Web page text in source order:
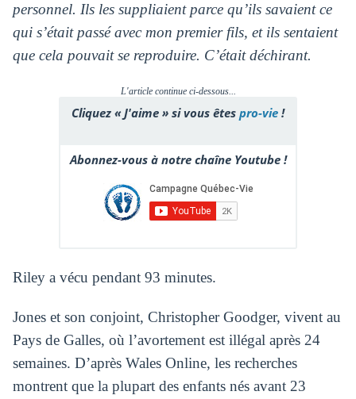
personnel. Ils les suppliaient parce qu’ils savaient ce
qui s’était passé avec mon premier fils, et ils sentaient
que cela pouvait se reproduire. C’était déchirant.
L'article continue ci-dessous...
Cliquez « J'aime » si vous êtes pro-vie !
Abonnez-vous à notre chaîne Youtube !
Riley a vécu pendant 93 minutes.
Jones et son conjoint, Christopher Goodger, vivent au
Pays de Galles, où l’avortement est illégal après 24
semaines. D’après Wales Online, les recherches
montrent que la plupart des enfants nés avant 23